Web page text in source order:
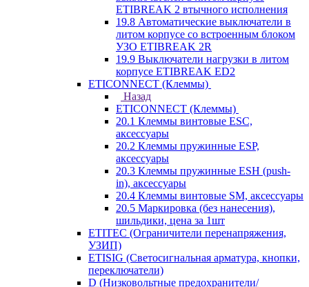
ETIBREAK 2 втычного исполнения
19.8 Автоматические выключатели в
литом корпусе со встроенным блоком
УЗО ETIBREAK 2R
19.9 Выключатели нагрузки в литом
корпусе ETIBREAK ED2
ETICONNECT (Клеммы)
Назад
ETICONNECT (Клеммы)
20.1 Клеммы винтовые ESC,
аксессуары
20.2 Клеммы пружинные ESP,
аксессуары
20.3 Клеммы пружинные ESH (push-
in), аксессуары
20.4 Клеммы винтовые SM, аксессуары
20.5 Маркировка (без нанесения),
шильдики, цена за 1шт
ETITEC (Ограничители перенапряжения,
УЗИП)
ETISIG (Светосигнальная арматура, кнопки,
переключатели)
D (Низковольтные предохранители/